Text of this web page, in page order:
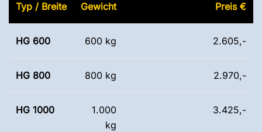
Typ / Breite Gewicht Preis €
HG 600 600 kg 2.605,-
HG 800 800 kg 2.970,-
HG 1000
1.000
kg
3.425,-